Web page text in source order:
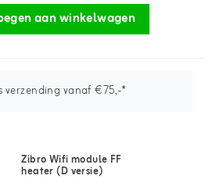
aan winkelwagen
verzending vanaf €75,-*
Zibro Wifi module FF
heater (D versie)